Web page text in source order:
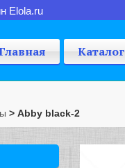
Elola.ru
Каталог
> Abby black-2